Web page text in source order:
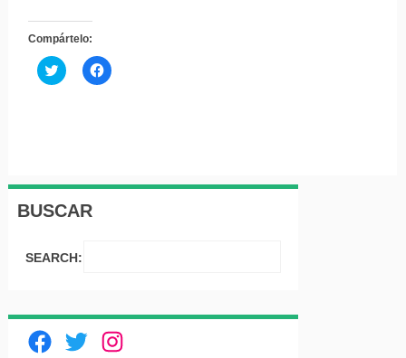
Compártelo:
Haz
clic
ventana
Haz
clic
ventana
BUSCAR
SEARCH:
Facebook
TwitterInstagram